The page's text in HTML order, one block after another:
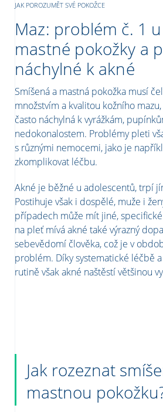
JAK POROZUMĚT SVÉ POKOŽCE
Maz: problém č. 1 u
mastné pokožky a
náchylné k akné
Smíšená a mastná pokožka musí
množstvím a kvalitou kožního
často náchylná k vyrážkám,
nedokonalostem. Problémy pleti
s různými nemocemi, jako je
zkomplikovat léčbu.
Akné je běžné u adolescentů, trpí
Postihuje však i dospělé, muže i
případech může mít jiné,
na pleť mívá akné také výrazný
sebevědomí člověka, což je v
problém. Díky systematické léčbě
rutině však akné naštěstí většinou
Jak rozeznat
mastnou